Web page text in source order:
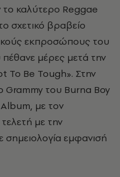
το καλύτερο Reggae
σχετικό βραβείο
εκπροσώπους του
μέρες μετά την
To Be Tough». Στην
Grammy του Burna Boy
με τον
τελετή με την
σημειολογία εμφανισή